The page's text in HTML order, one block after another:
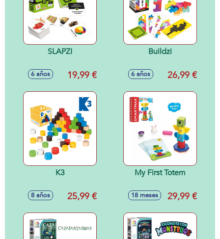
SLAPZI
6 años 19,99 €
Buildzi
6 años 26,99 €
K3
8 años 25,99 €
My First Totem
18 meses 29,99 €